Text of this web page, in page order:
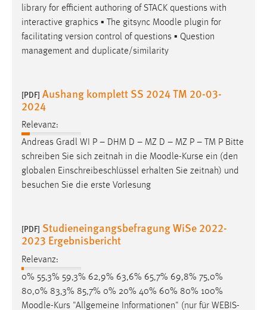
library for efficient authoring of STACK questions with
interactive graphics ▪ The gitsync Moodle plugin for
facilitating version control of questions ▪ Question
management and duplicate/similarity
[PDF] Aushang komplett SS 2024 TM 20-03-
2024
Relevanz:
Andreas Gradl WI P – DHM D – MZ D – MZ P – TM P Bitte
schreiben Sie sich zeitnah in die Moodle-Kurse ein (den
globalen Einschreibeschlüssel erhalten Sie zeitnah) und
besuchen Sie die erste Vorlesung
[PDF] Studieneingangsbefragung WiSe 2022-
2023 Ergebnisbericht
Relevanz:
0% 55,3% 59,3% 62,9% 63,6% 65,7% 69,8% 75,0%
80,0% 83,3% 85,7% 0% 20% 40% 60% 80% 100%
Moodle-Kurs "Allgemeine Informationen" (nur für WEBIS-
_pk_ref, _pk_cvar, _pk_id, _pk_ses
Zweck:
Zugriffsstatistik
MARKETING
Marketing Cookies werden von Drittanbietern
verwendet, um personalisierte Werbung anzuzeigen.
Sie tun dies, indem sie Besucher über Websites
hinweg verfolgen.
Name:
Anbieter:
Google Ireland Limited